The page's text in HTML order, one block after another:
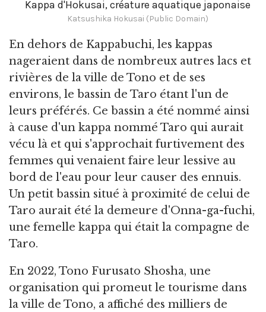
Kappa d'Hokusai, créature aquatique japonaise
Katsushika Hokusai (Public Domain)
En dehors de Kappabuchi, les kappas
nageraient dans de nombreux autres lacs et
rivières de la ville de Tono et de ses
environs, le bassin de Taro étant l'un de
leurs préférés. Ce bassin a été nommé ainsi
à cause d'un kappa nommé Taro qui aurait
vécu là et qui s'approchait furtivement des
femmes qui venaient faire leur lessive au
bord de l'eau pour leur causer des ennuis.
Un petit bassin situé à proximité de celui de
Taro aurait été la demeure d'Onna-ga-fuchi,
une femelle kappa qui était la compagne de
Taro.
En 2022, Tono Furusato Shosha, une
organisation qui promeut le tourisme dans
la ville de Tono, a affiché des milliers de